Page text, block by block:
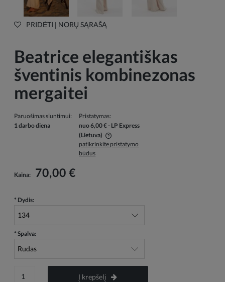
PRIDĖTI Į NORŲ SĄRAŠĄ
Beatrice elegantiškas
šventinis kombinezonas
mergaitei
Paruošimas siuntimui:
1 darbo diena
Pristatymas:
nuo 6,00 €- LP Express
(Lietuva)
Į kainą neįskaičiuotos galimos mokėjimo išlaidos
patikrinkite pristatymo
būdus
Kaina: 70,00 €
* Dydis:
* Spalva:
Į krepšelį